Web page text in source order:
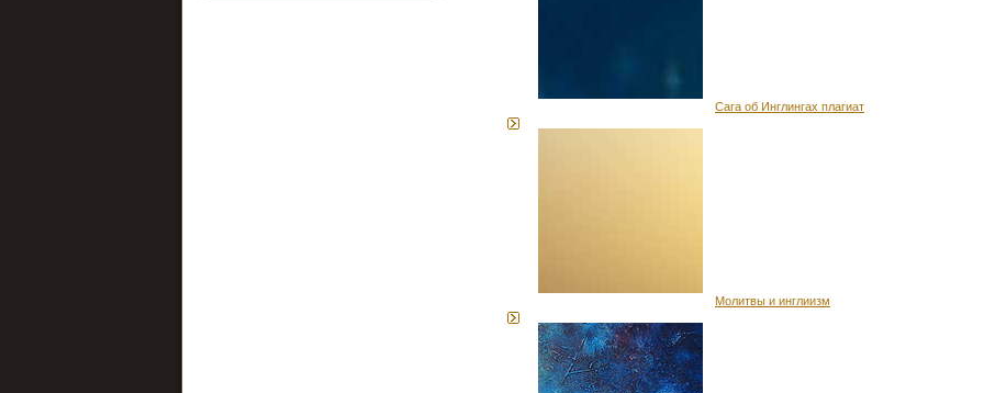
Сага об Инглингах плагиат
Молитвы и инглиизм